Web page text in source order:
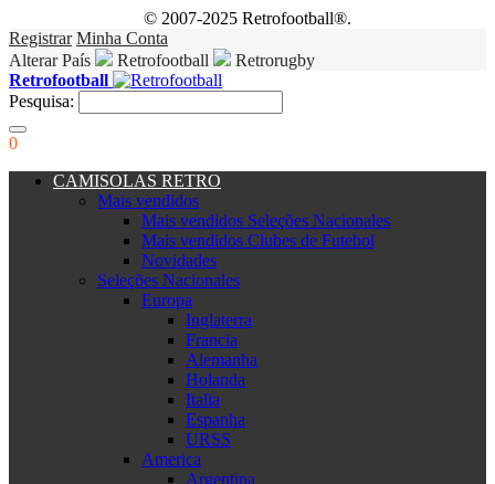
© 2007-2025 Retrofootball®.
Registrar Minha Conta
Alterar País
Retrofootball
Retrorugby
Retrofootball
Pesquisa:
0
CAMISOLAS RETRO
Mais vendidos
Mais vendidos Seleções Nacionales
Mais vendidos Clubes de Futebol
Novidades
Seleções Nacionales
Europa
Inglaterra
Francia
Alemanha
Holanda
Italia
Espanha
URSS
America
Argentina